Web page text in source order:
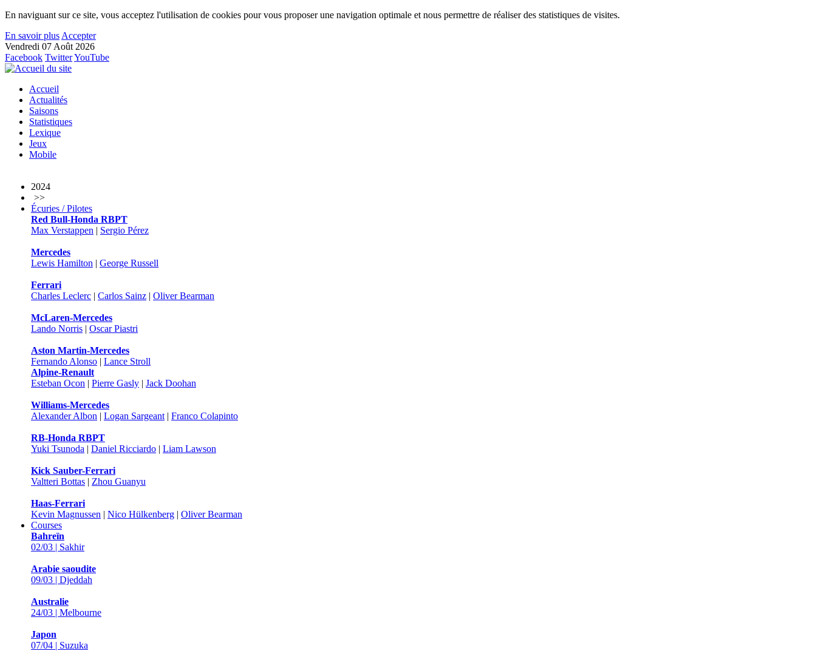
En naviguant sur ce site, vous acceptez l'utilisation de cookies pour vous proposer une navigation optimale et nous permettre de réaliser des statistiques de visites.
En savoir plus Accepter
Vendredi 07 Août 2026
Facebook TwitterYouTube
Accueil
Actualités
Saisons
Statistiques
Lexique
Jeux
Mobile
2024
>>
Écuries / Pilotes
Red Bull-Honda RBPT
Max Verstappen | Sergio Pérez
Mercedes
Lewis Hamilton | George Russell
Ferrari
Charles Leclerc | Carlos Sainz | Oliver Bearman
McLaren-Mercedes
Lando Norris | Oscar Piastri
Aston Martin-Mercedes
Fernando Alonso | Lance Stroll
Alpine-Renault
Esteban Ocon | Pierre Gasly | Jack Doohan
Williams-Mercedes
Alexander Albon | Logan Sargeant | Franco Colapinto
RB-Honda RBPT
Yuki Tsunoda | Daniel Ricciardo | Liam Lawson
Kick Sauber-Ferrari
Valtteri Bottas | Zhou Guanyu
Haas-Ferrari
Kevin Magnussen | Nico Hülkenberg | Oliver Bearman
Courses
Bahreïn
02/03 | Sakhir
Arabie saoudite
09/03 | Djeddah
Australie
24/03 | Melbourne
Japon
07/04 | Suzuka